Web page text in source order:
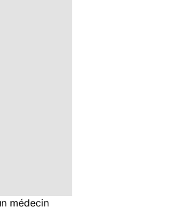
médecin